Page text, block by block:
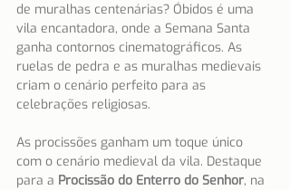
de muralhas centenárias? Óbidos é uma
vila encantadora, onde a Semana Santa
ganha contornos cinematográficos. As
ruelas de pedra e as muralhas medievais
criam o cenário perfeito para as
celebrações religiosas.
As procissões ganham um toque único
com o cenário medieval da vila. Destaque
para a Procissão do Enterro do Senhor, na